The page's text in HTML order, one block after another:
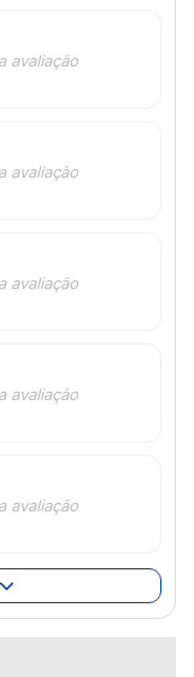
avaliação
avaliação
avaliação
avaliação
avaliação